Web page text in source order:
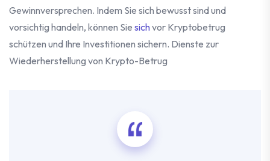
Gewinnversprechen. Indem Sie sich bewusst sind und
vorsichtig handeln, können Sie sichvor Kryptobetrug
schützen und Ihre Investitionen sichern. Dienste zur
Wiederherstellung von Krypto-Betrug